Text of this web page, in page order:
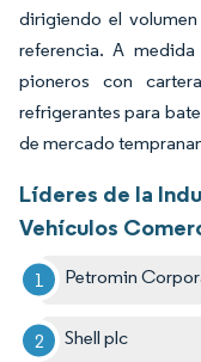
dirigiendo el
referencia. A
pioneros con
refrigerantes para
de mercado
Líderes de la
Vehículos
Petromin
Shell plc